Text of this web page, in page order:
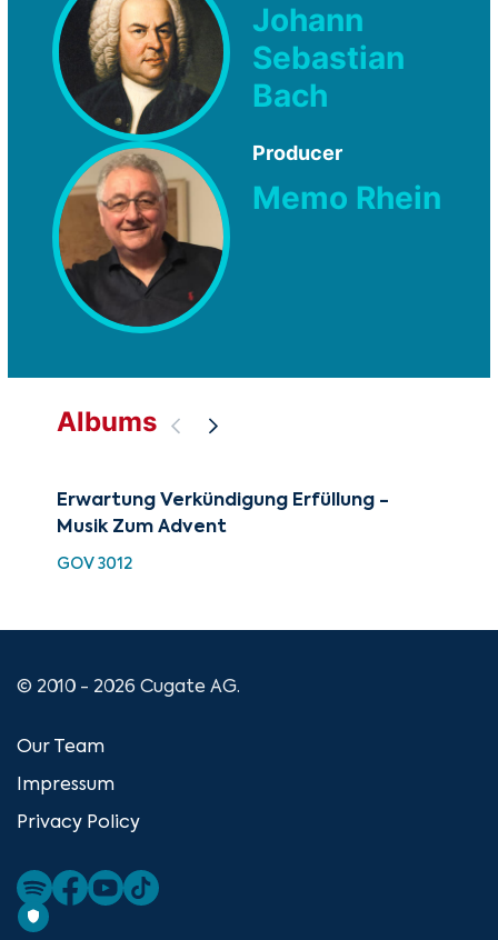
Johann
Sebastian
Bach
Producer
Memo Rhein
Albums
Erwartung Verkündigung Erfüllung -
Musik Zum Advent
GOV 3012
© 2010 - 2026 Cugate AG.
Our Team
Impressum
Privacy Policy